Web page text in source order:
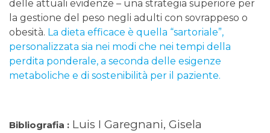
delle attuali evidenze – una strategia superiore per
la gestione del peso negli adulti con sovrappeso o
obesità. La dieta efficace è quella “sartoriale”,
personalizzata sia nei modi che nei tempi della
perdita ponderale, a seconda delle esigenze
metaboliche e di sostenibilità per il paziente.
Bibliografia : Luis I Garegnani, Gisela